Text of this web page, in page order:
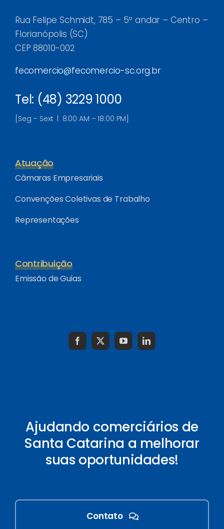
Rua Felipe Schmidt, 785 – 5º andar – Centro –
Florianópolis (SC)
CEP 88010-002
fecomercio@fecomercio-sc.org.br
Tel: (48) 3229 1000
[Seg – Sext | 8:00 AM – 18:00 PM]
Atuação
Câmaras Empresariais
Convenções Coletivas de Trabalho
Representações
Contribuição
Emissão de Guias
Ajudando comerciários de
Santa Catarina a melhorar
suas oportunidades!
Contato